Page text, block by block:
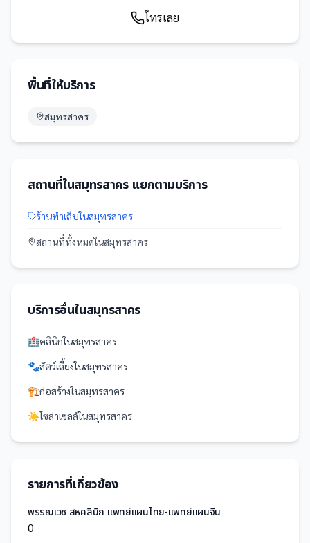
โทรเลย
พื้นที่ให้บริการ
สมุทรสาคร
สถานที่ในสมุทรสาครแยกตามบริการ
ร้านทำเล็บในสมุทรสาคร
สถานที่ทั้งหมดในสมุทรสาคร
บริการอื่นในสมุทรสาคร
🏥คลินิกในสมุทรสาคร
🐾สัตว์เลี้ยงในสมุทรสาคร
🏗️ก่อสร้างในสมุทรสาคร
☀️โซล่าเซลล์ในสมุทรสาคร
รายการที่เกี่ยวข้อง
พรรณเวช สหคลินิก แพทย์แผนไทย-แพทย์แผนจีน
0